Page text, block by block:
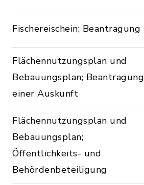
Fischereischein; Beantragung
Flächennutzungsplan und
Bebauungsplan; Beantragung
einer Auskunft
Flächennutzungsplan und
Bebauungsplan;
Öffentlichkeits- und
Behördenbeteiligung